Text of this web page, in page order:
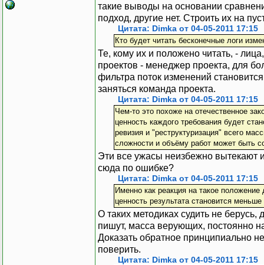
такие выводы на основании
подход, другие нет. Строить их на
Цитата: Dimka от 04-05-2011 17:15
Кто будет читать бесконечные логи
Те, кому их и положено читать, -
проектов - менеджер проекта, для
фильтра поток изменений
заняться команда проекта.
Цитата: Dimka от 04-05-2011 17:15
Чем-то это похоже на отечественное
ценность каждого требования будет
ревизия и "реструктуризация" всего
сложности и объёму работ может быть
Эти все ужасы неизбежно вытекают
сюда по ошибке?
Цитата: Dimka от 04-05-2011 17:15
Именно как реакция на такое
ценность результата становится
О таких методиках судить не
пишут, масса верующих, постоянно
Доказать обратное принципиально
поверить.
Цитата: Dimka от 04-05-2011 17:15